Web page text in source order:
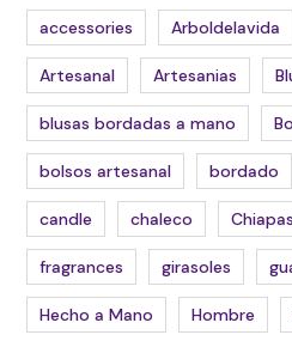
accessories Arboldelavida
Artesanal Artesanias
blusas bordadas a mano
bolsos artesanal bordado
candle chaleco Chiapas
fragrances girasoles
Hecho a Mano Hombre